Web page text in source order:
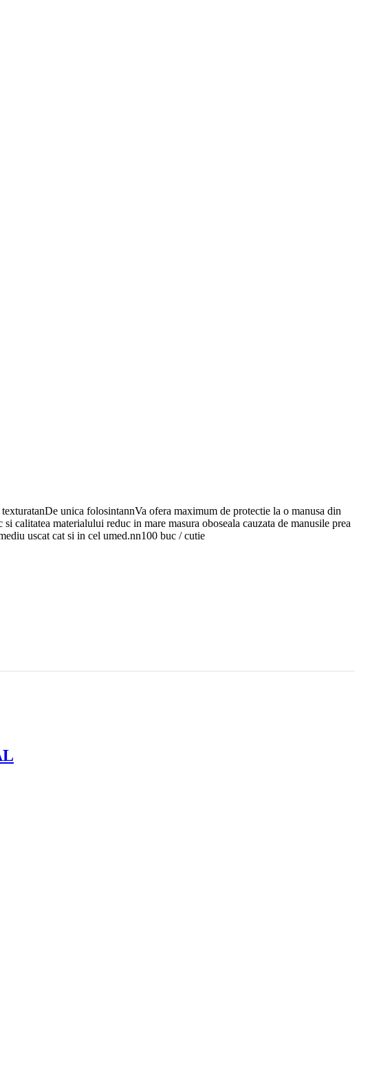
unica folosintannVa ofera maximum de protectie la o manusa din
calitatea materialului reduc in mare masura oboseala cauzata de manusile prea
uscat cat si in cel umed.nn100 buc / cutie